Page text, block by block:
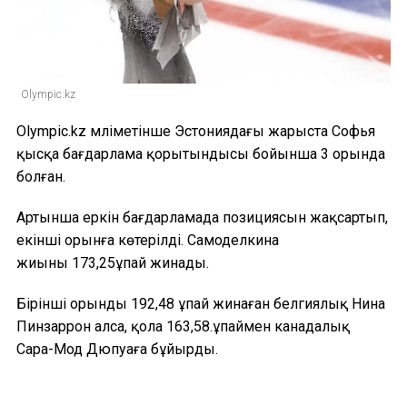
Olympic.kz
Olympic.kz мәліметінше Эстониядағы жарыста Софья
қысқа бағдарлама қорытындысы бойынша 3 орында
болған.
Артынша еркін бағдарламада позициясын жақсартып,
екінші орынға көтерілді. Самоделкина
жиыны 173,25ұпай жинады.
Бірінші орынды 192,48 ұпай жинаған белгиялық Нина
Пинзаррон алса, қола 163,58.ұпаймен канадалық
Сара-Мод Дюпуаға бұйырды.